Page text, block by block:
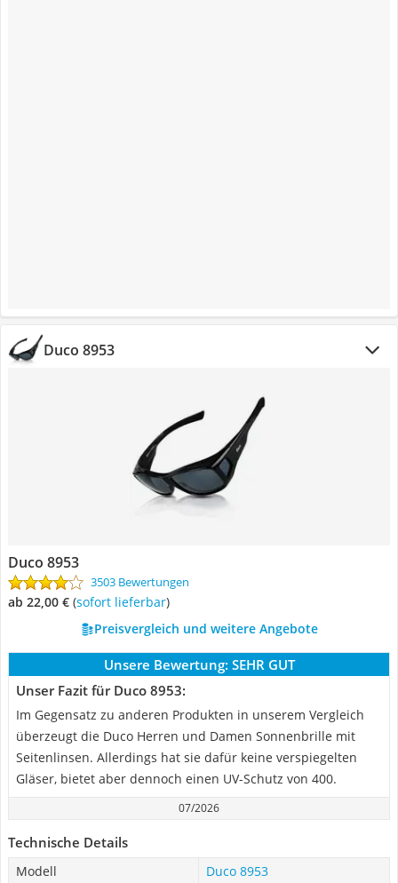
Duco 8953
Duco 8953
3503 Bewertungen
ab 22,00 € ( Sofort lieferbar)
Preisvergleich und weitere Angebote
Unsere Bewertung: SEHR GUT
Unser Fazit für Duco 8953:
Im Gegensatz zu anderen Produkten in unserem Vergleich
überzeugt die Duco Herren und Damen Sonnenbrille mit
Seitenlinsen. Allerdings hat sie dafür keine verspiegelten
Gläser, bietet aber dennoch einen UV-Schutz von 400.
07/2026
Technische Details
Modell
Duco 8953